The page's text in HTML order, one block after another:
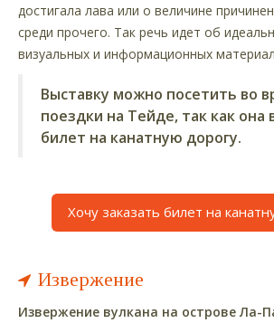
достигала лава или о величине
среди прочего. Так речь идет об
визуальных и информационных
Выставку можно посетить во
поездки на Тейде, так как она
билет на канатную дорогу.
Хочу заказать билет на
Извержение
Извержение вулкана на острове Ла-